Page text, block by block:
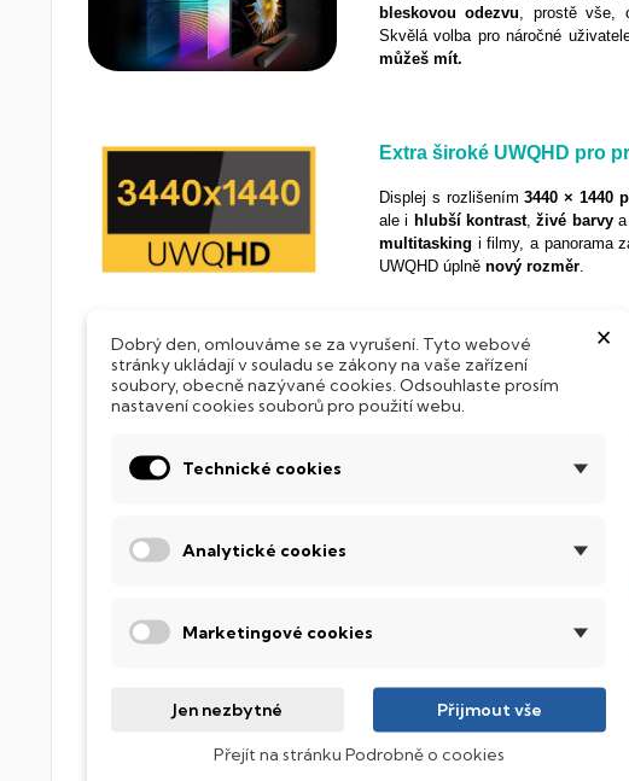
bleskovou odezvu , prostě vše,
Skvělá volba pro náročné
můžeš mít.
Extra široké UWQHD pro
Displej s rozlišením3440 × 1440
ale i hlubší kontrast,živé barvy
multitasking i filmy, a panorama
UWQHD úplně nový rozměr
Odezva0,03 msmění vše
Čím nižší číslo, tím
nebo rozmazání.
bez šmouh i při rychlé akci.
Široká konektivita pro
HDMI,
nebo konzoli a užiješ si ostrý
USB
zařízení přímo k obrazovce. Vše,
×
Dobrý den, omlouváme se za vyrušení. Tyto webové
stránky ukládají v souladu se zákony na vaše zařízení
soubory, obecně nazývané cookies. Odsouhlaste prosím
nastavení cookies souborů pro použití webu.
Technické cookies
Analytické cookies
Marketingové cookies
Jen nezbytné Přijmout vše
Přejít na stránku Podrobně o cookies